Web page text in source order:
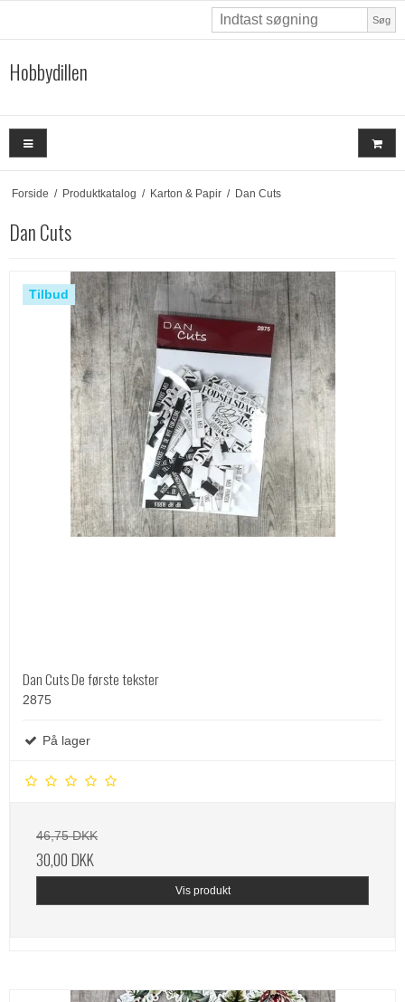
Søg
Hobbydillen
Forside / Produktkatalog / Karton & Papir / Dan Cuts
Dan Cuts
Tilbud
Dan Cuts De første tekster
2875
På lager
46,75 DKK
30,00 DKK
Vis produkt